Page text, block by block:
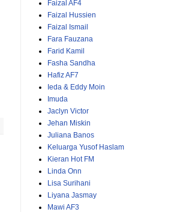
Faizal AF4
Faizal Hussien
Faizal Ismail
Fara Fauzana
Farid Kamil
Fasha Sandha
Hafiz AF7
Ieda & Eddy Moin
Imuda
Jaclyn Victor
Jehan Miskin
Juliana Banos
Keluarga Yusof Haslam
Kieran Hot FM
Linda Onn
Lisa Surihani
Liyana Jasmay
Mawi AF3